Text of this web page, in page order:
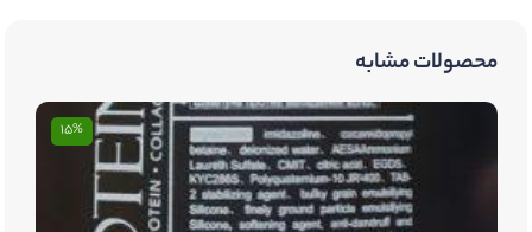
محصولات مشابه
15%